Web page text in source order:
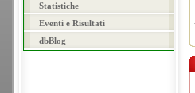
Statistiche
Eventi e Risultati
dbBlog